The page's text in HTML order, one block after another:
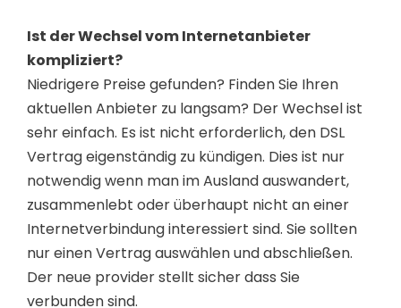
Ist der Wechsel vom Internetanbieter
kompliziert?
Niedrigere Preise gefunden? Finden Sie Ihren
aktuellen Anbieter zu langsam? Der Wechsel ist
sehr einfach. Es ist nicht erforderlich, den DSL
Vertrag eigenständig zu kündigen. Dies ist nur
notwendig wenn man im Ausland auswandert,
zusammenlebt oder überhaupt nicht an einer
Internetverbindung interessiert sind. Sie sollten
nur einen Vertrag auswählen und abschließen.
Der neue provider stellt sicher dass Sie
verbunden sind.